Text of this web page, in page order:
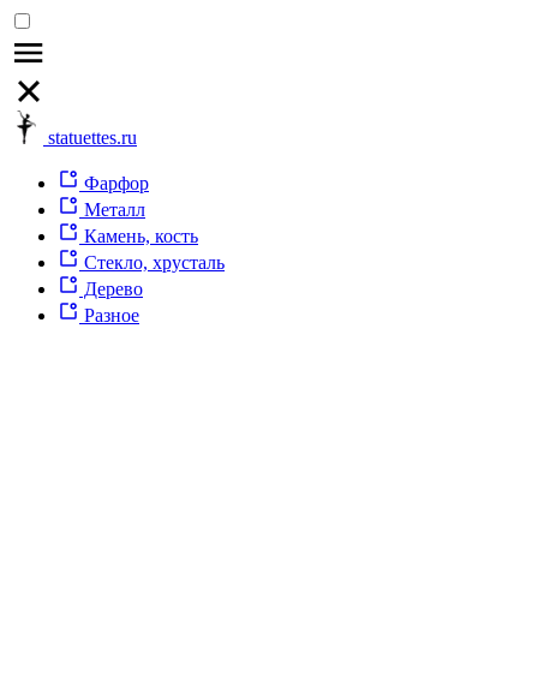
statuettes.ru
Фарфор
Металл
Камень, кость
Стекло, хрусталь
Дерево
Разное